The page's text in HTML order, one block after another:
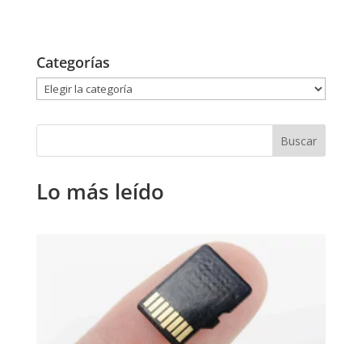
Categorías
Categorías
Lo más leído